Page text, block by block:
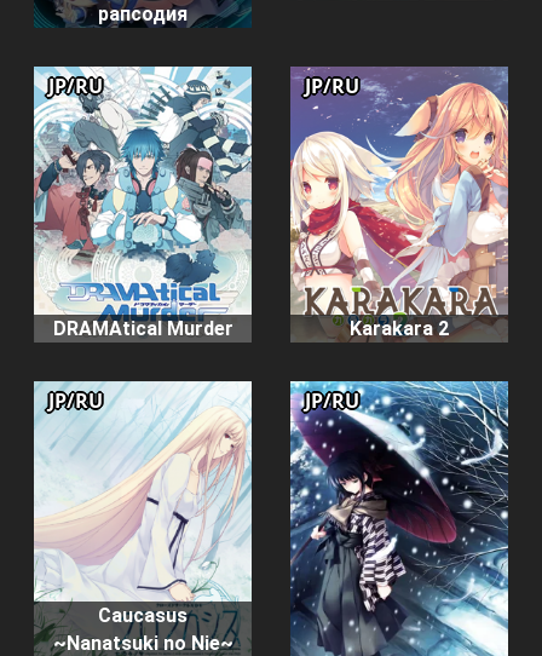
рапсодия
DRAMAtical Murder
JP/RU
Karakara 2
JP/RU
Caucasus
~Nanatsuki no Nie~
JP/RU JP/RU